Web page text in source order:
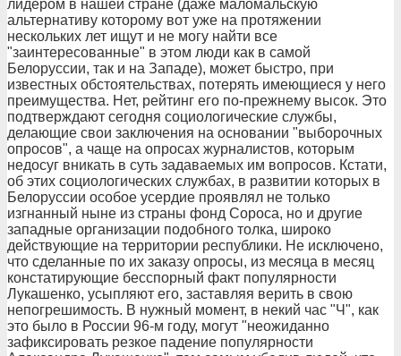
лидером в нашей стране (даже маломальскую
альтернативу которому вот уже на протяжении
нескольких лет ищут и не могу найти все
"заинтересованные" в этом люди как в самой
Белоруссии, так и на Западе), может быстро, при
известных обстоятельствах, потерять имеющиеся у него
преимущества. Нет, рейтинг его по-прежнему высок. Это
подтверждают сегодня социологические службы,
делающие свои заключения на основании "выборочных
опросов", а чаще на опросах журналистов, которым
недосуг вникать в суть задаваемых им вопросов. Кстати,
об этих социологических службах, в развитии которых в
Белоруссии особое усердие проявлял не только
изгнанный ныне из страны фонд Сороса, но и другие
западные организации подобного толка, широко
действующие на территории республики. Не исключено,
что сделанные по их заказу опросы, из месяца в месяц
констатирующие бесспорный факт популярности
Лукашенко, усыпляют его, заставляя верить в свою
непогрешимость. В нужный момент, в некий час "Ч", как
это было в России 96-м году, могут "неожиданно
зафиксировать резкое падение популярности